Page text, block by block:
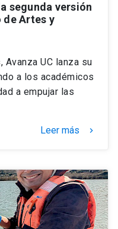
segunda versión
de Artes y
UC lanza su
a los académicos
a empujar las
Leer más keyboard_arrow_right